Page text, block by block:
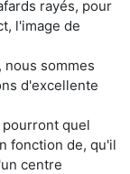
rayés, pour
l'image de
sommes
d'excellente
quel
fonction de, qu'il
centre